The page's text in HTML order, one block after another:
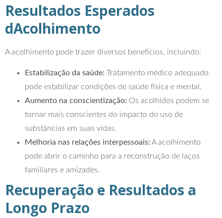
Resultados Esperados
dAcolhimento
A acolhimento pode trazer diversos benefícios, incluindo:
Estabilização da saúde: Tratamento médico adequado
pode estabilizar condições de saúde física e mental.
Aumento na conscientização: Os acolhidos podem se
tornar mais conscientes do impacto do uso de
substâncias em suas vidas.
Melhoria nas relações interpessoais: A acolhimento
pode abrir o caminho para a reconstrução de laços
familiares e amizades.
Recuperação e Resultados a
Longo Prazo